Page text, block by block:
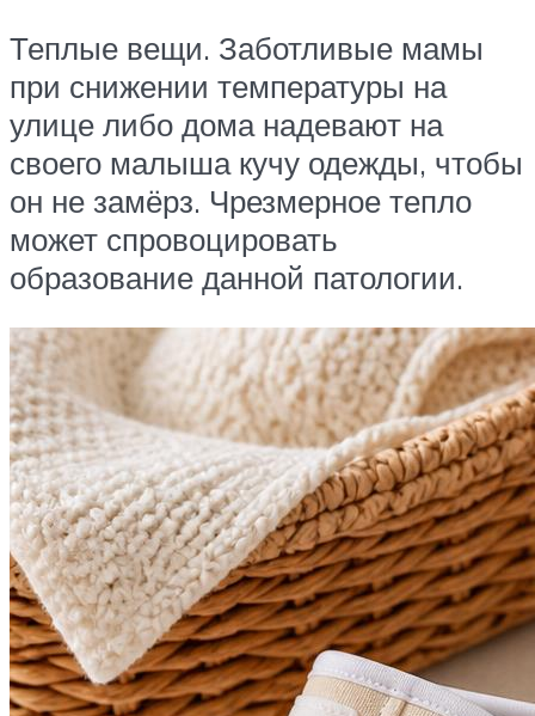
Теплые вещи. Заботливые мамы
при снижении температуры на
улице либо дома надевают на
своего малыша кучу одежды, чтобы
он не замёрз. Чрезмерное тепло
может спровоцировать
образование данной патологии.